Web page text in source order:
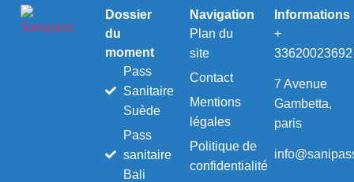
Dossier
du
moment
Pass
Sanitaire
Suède
Pass
sanitaire
Bali
Navigation
Plan du
site
Contact
Mentions
légales
Politique de
confidentialité
Informations
+
33620023692
7 Avenue
Gambetta,
paris